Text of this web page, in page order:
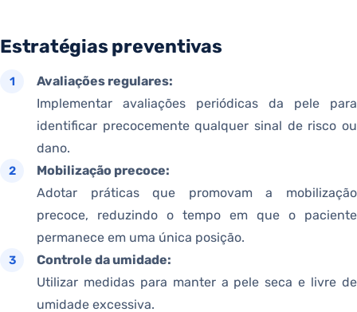
Estratégias preventivas
Avaliações regulares:
Implementar avaliações periódicas da pele para
identificar precocemente qualquer sinal de risco ou
dano.
Mobilização precoce:
Adotar práticas que promovam a mobilização
precoce, reduzindo o tempo em que o paciente
permanece em uma única posição.
Controle da umidade:
Utilizar medidas para manter a pele seca e livre de
umidade excessiva.